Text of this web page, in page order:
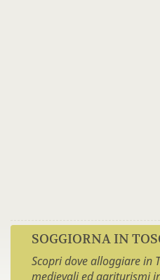
SOGGIORNA IN
Scopri dove alloggiare in
medievali ed agriturismi